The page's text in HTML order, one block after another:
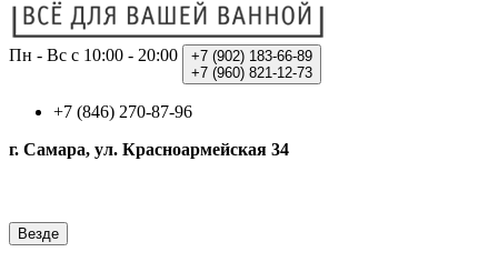
Пн - Вс с 10:00 - 20:00 +7 (902) 183-66-89
+7 (960) 821-12-73
+7 (846) 270-87-96
г. Самара, ул. Красноармейская 34
Везде